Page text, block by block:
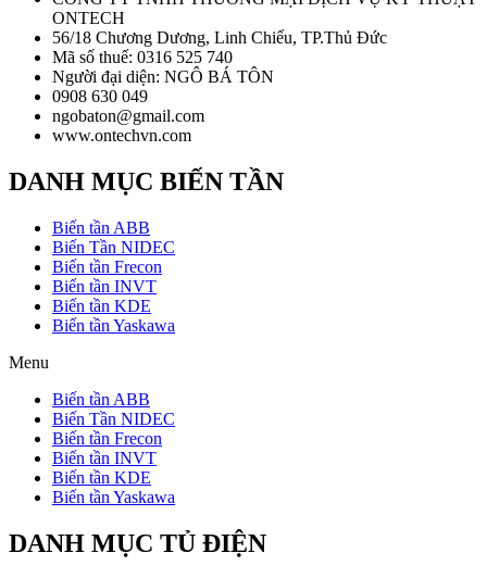
ONTECH
56/18 Chương Dương, Linh Chiểu, TP.Thủ Đức
Mã số thuế: 0316 525 740
Người đại diện: NGÔ BÁ TÔN
0908 630 049
ngobaton@gmail.com
www.ontechvn.com
DANH MỤC BIẾN TẦN
Biến tần ABB
Biến Tần NIDEC
Biến tần Frecon
Biến tần INVT
Biến tần KDE
Biến tần Yaskawa
Menu
Biến tần ABB
Biến Tần NIDEC
Biến tần Frecon
Biến tần INVT
Biến tần KDE
Biến tần Yaskawa
DANH MỤC TỦ ĐIỆN